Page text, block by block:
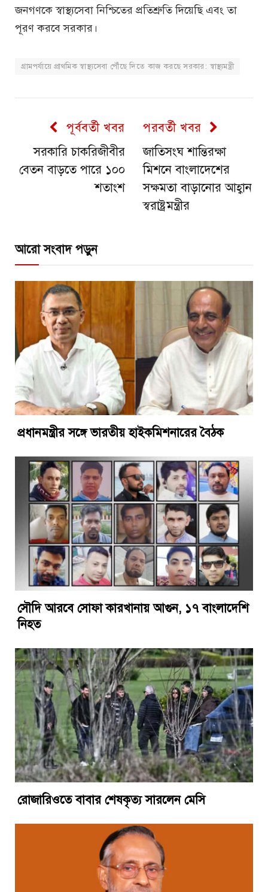
জনগণকে স্বাস্থ্যসেবা নিশ্চিতের প্রতিশ্রুতি দিয়েছি এবং তা
পূরণ করবে সরকার।
গ্রামপর্যায়ে প্রাথমিক স্বাস্থ্যসেবা পৌঁছে দিতে কাজ করছে সরকার: স্বাস্থ্যমন্ত্রী
পূর্ববর্তী খবর
সরকারি চাকরিজীবীর
বেতন বাড়তে পারে ১০০
শতাংশ
পরবর্তী খবর
জাতিসংঘ শান্তিরক্ষা
মিশনে বাংলাদেশের
সক্ষমতা বাড়ানোর আহ্বান
স্বরাষ্ট্রমন্ত্রীর
আরো সংবাদ পড়ুন
প্রধানমন্ত্রীর সঙ্গে ভারতীয় হাইকমিশনারের বৈঠক
সৌদি আরবে সোফা কারখানায় আগুন, ১৭ বাংলাদেশি
নিহত
রোজারিওতে বাবার শেষকৃত্য সারলেন মেসি